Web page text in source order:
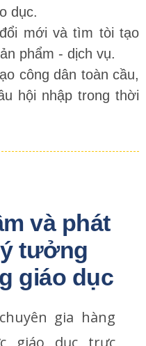
dục.
mới và tìm tòi tạo
phẩm - dịch vụ.
công dân toàn cầu,
hội nhập trong thời
và phát
tưởng
giáo dục
gia hàng